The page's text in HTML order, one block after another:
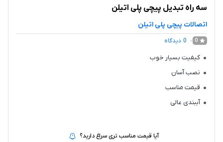
سه راه تبدیل پیچی پلی اتیلن
اتصالات پیچی پلی اتیلن
0
0 دیدگاه
کیفیت بسیار خوب
نصب آسان
قیمت مناسب
آببندی عالی
آیا قیمت مناسب تری سراغ دارید؟